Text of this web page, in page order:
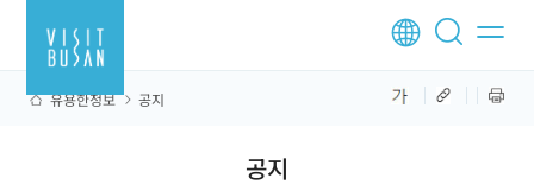
유용한정보 공지
공지